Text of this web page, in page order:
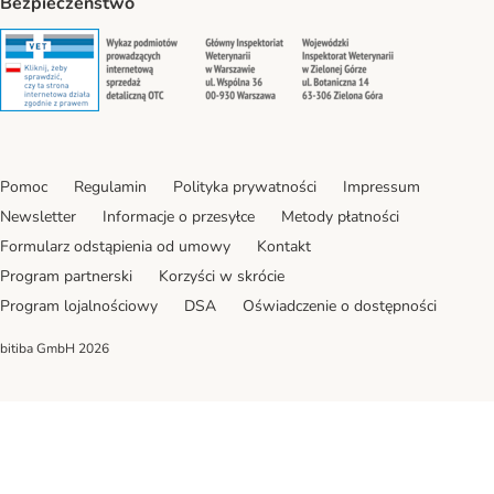
Security Security Security
Pomoc Regulamin Polityka prywatności
Impressum
Newsletter
Informacje o przesyłce
Metody płatności
Formularz odstąpienia od umowy
Kontakt
Program partnerski
Korzyści w skrócie
Program lojalnościowy
DSA Oświadczenie o dostępności
bitiba GmbH 2026